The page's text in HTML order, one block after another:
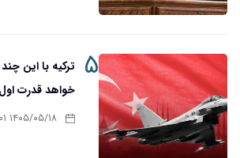
۵
ترکیه با این
خواهد قدرت
۱۴۰۵/۰۵/۱۸ ۲۳:۰۱